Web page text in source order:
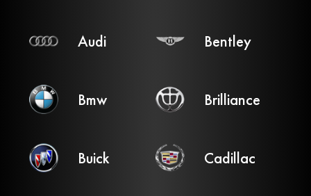
Audi Bentley
Bmw Brilliance
Buick Cadillac